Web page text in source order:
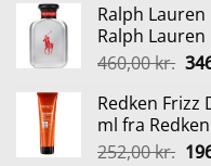
var:
Ralph Lauren
Ralph Lauren
460,00kr.
var:
Redken Frizz
ml fra Redken
252,00kr.